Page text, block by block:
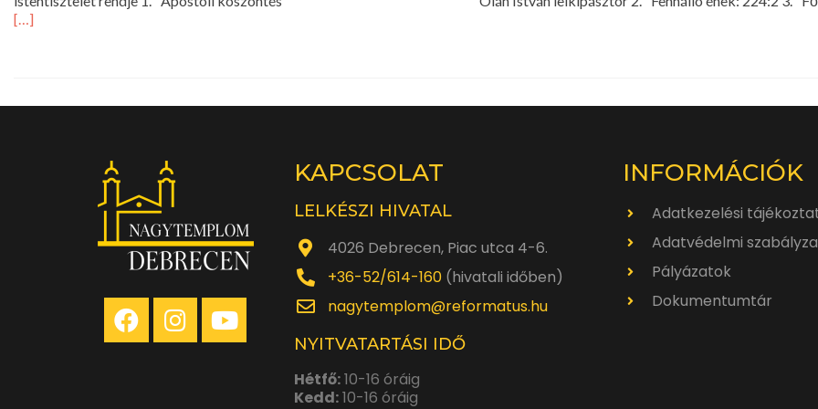
[…]
KAPCSOLAT
LELKÉSZI HIVATAL
4026 Debrecen, Piac utca 4-6.
+36-52/614-160 (hivatali időben)
nagytemplom@reformatus.hu
NYITVATARTÁSI IDŐ
Hétfő:10-16 óráig
Kedd:10-16 óráig
INFORMÁCIÓK
Adatkezelési
Adatvédelmi
Pályázatok
Dokumentumtár